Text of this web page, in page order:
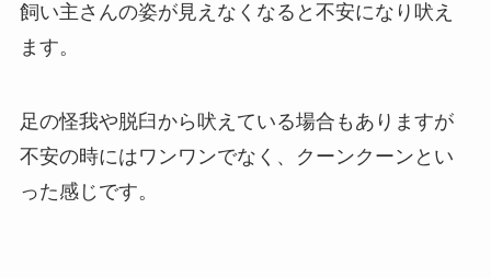
飼い主さんの姿が見えなくなると不安になり吠え
ます。
足の怪我や脱臼から吠えている場合もありますが
不安の時にはワンワンでなく、クーンクーンとい
った感じです。